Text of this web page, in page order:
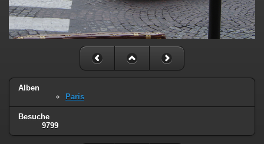
Alben
Paris
Besuche
9799